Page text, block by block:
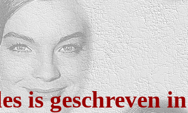
is geschreven